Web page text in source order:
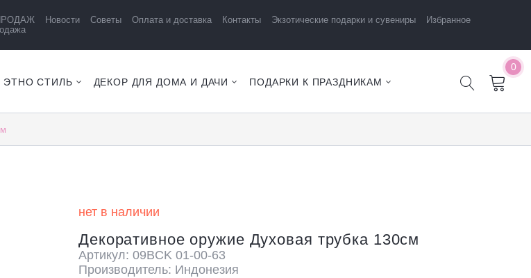
Новости Советы Оплата и доставка Контакты Экзотические подарки и сувениры
Избранное
ЭТНО СТИЛЬ ДЕКОР ДЛЯ ДОМА И ДАЧИ ПОДАРКИ К ПРАЗДНИКАМ
0
нет в наличии
Декоративное оружие Духовая трубка 130см
Артикул: 09BCK 01-00-63
Производитель: Индонезия